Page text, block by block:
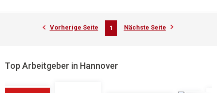
Vorherige Seite 1 Nächste Seite
Top Arbeitgeber in Hannover